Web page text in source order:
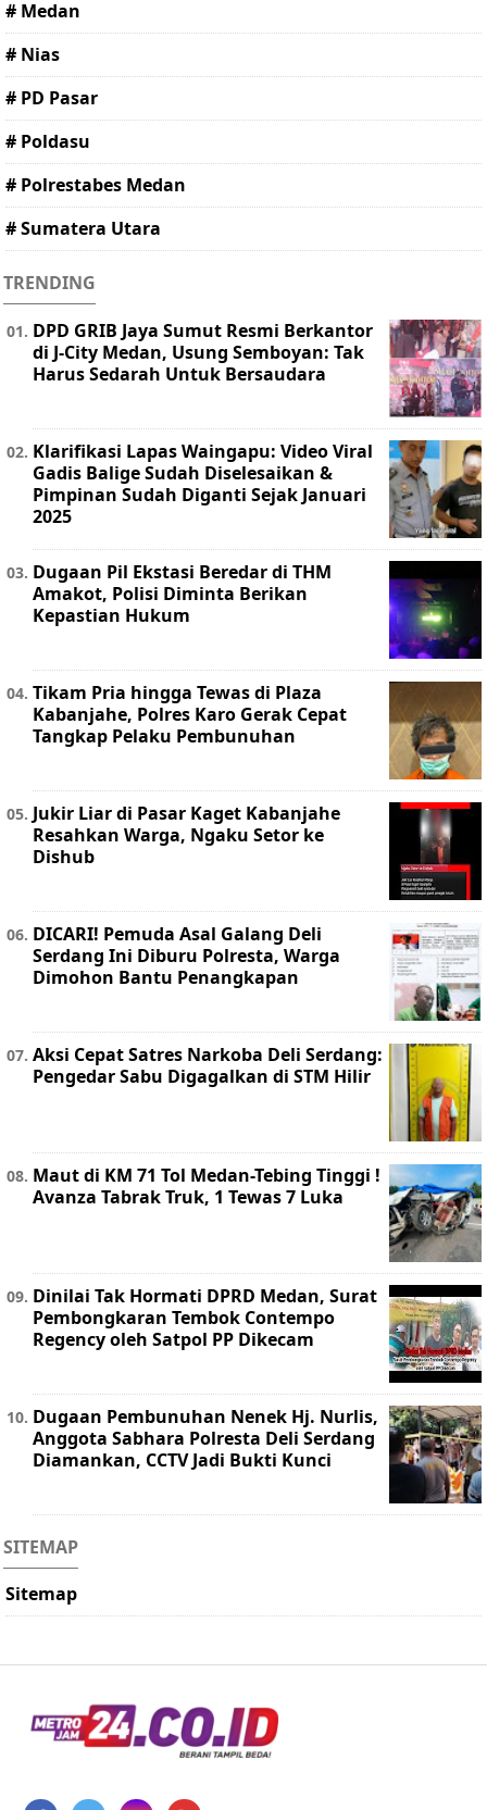
# Medan
# Nias
# PD Pasar
# Poldasu
# Polrestabes Medan
# Sumatera Utara
TRENDING
DPD GRIB Jaya Sumut Resmi Berkantor
di J-City Medan, Usung Semboyan: Tak
Harus Sedarah Untuk Bersaudara
Klarifikasi Lapas Waingapu: Video Viral
Gadis Balige Sudah Diselesaikan &
Pimpinan Sudah Diganti Sejak Januari
2025
Dugaan Pil Ekstasi Beredar di THM
Amakot, Polisi Diminta Berikan
Kepastian Hukum
Tikam Pria hingga Tewas di Plaza
Kabanjahe, Polres Karo Gerak Cepat
Tangkap Pelaku Pembunuhan
Jukir Liar di Pasar Kaget Kabanjahe
Resahkan Warga, Ngaku Setor ke
Dishub
DICARI! Pemuda Asal Galang Deli
Serdang Ini Diburu Polresta, Warga
Dimohon Bantu Penangkapan
Aksi Cepat Satres Narkoba Deli Serdang:
Pengedar Sabu Digagalkan di STM Hilir
Maut di KM 71 Tol Medan-Tebing Tinggi !
Avanza Tabrak Truk, 1 Tewas 7 Luka
Dinilai Tak Hormati DPRD Medan, Surat
Pembongkaran Tembok Contempo
Regency oleh Satpol PP Dikecam
Dugaan Pembunuhan Nenek Hj. Nurlis,
Anggota Sabhara Polresta Deli Serdang
Diamankan, CCTV Jadi Bukti Kunci
SITEMAP
Sitemap